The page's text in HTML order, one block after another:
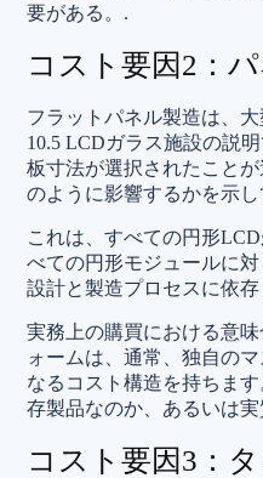
要がある。.
コスト要因2：
フラットパネル製造は、
10.5 LCDガラス施設の説
板寸法が選択されたこと
のように影響するかを示
これは、すべての円形
べての円形モジュールに
設計と製造プロセスに依
実務上の購買における意
ォームは、通常、独自の
なるコスト構造を持ちま
存製品なのか、あるいは
コスト要因3：